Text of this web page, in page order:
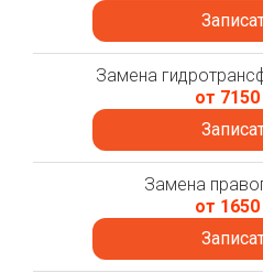
Замена
от
Замена
от